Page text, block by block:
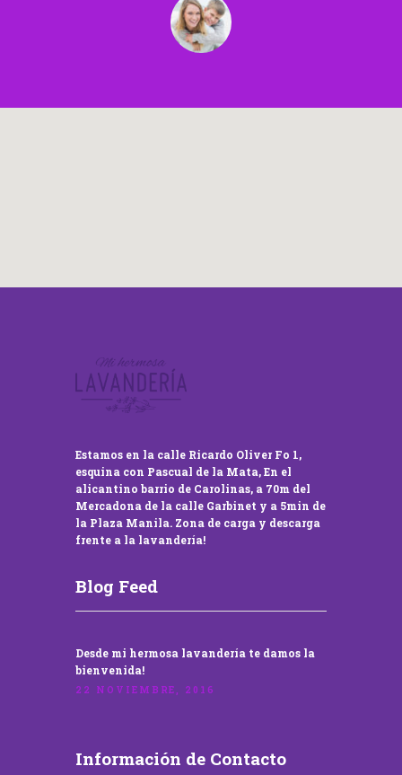
Estamos en la calle Ricardo Oliver Fo 1,
esquina con Pascual de la Mata, En el
alicantino barrio de Carolinas, a 70m del
Mercadona de la calle Garbinet y a 5min de
la Plaza Manila. Zona de carga y descarga
frente a la lavandería!
Blog Feed
Desde mi hermosa lavandería te damos la
bienvenida!
22 NOVIEMBRE, 2016
Información de Contacto